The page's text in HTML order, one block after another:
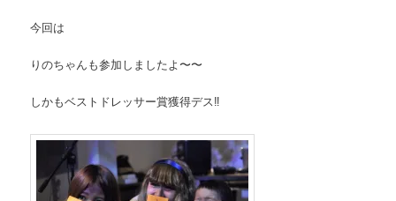
今回は
りのちゃんも参加しましたよ〜〜
しかもベストドレッサー賞獲得デス‼︎